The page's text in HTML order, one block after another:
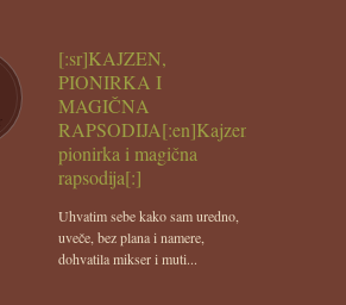
[:sr]KAJZEN,
PIONIRKA I
MAGIČNA
RAPSODIJA[:en]Kajzen,
pionirka i magična
rapsodija[:]
Uhvatim sebe kako sam uredno,
uveče, bez plana i namere,
dohvatila mikser i muti...